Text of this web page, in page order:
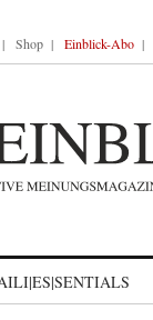
Shop Einblick-Abo